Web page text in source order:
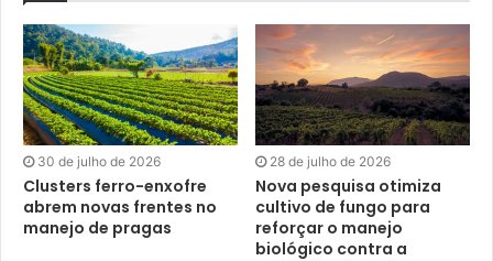
30 de julho de 2026
Clusters ferro-enxofre
abrem novas frentes no
manejo de pragas
28 de julho de 2026
Nova pesquisa otimiza
cultivo de fungo para
reforçar o manejo
biológico contra a